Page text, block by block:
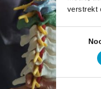
verstrekt